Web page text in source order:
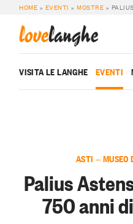
HOME » EVENTI »MOSTRE » PALIUS ASTENSIS CURSUS FUIT – 750
lovelanghe
VISITA LE LANGHE EVENTI
ASTI — MUSEO
Palius
750 anni